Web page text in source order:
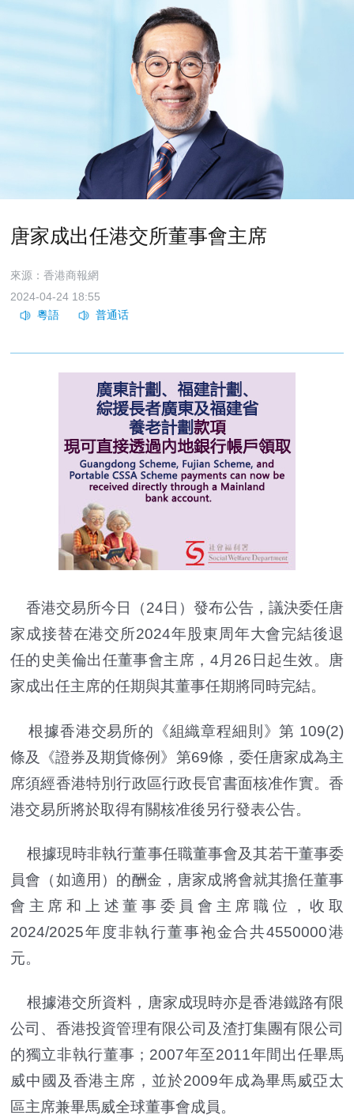
唐家成出任港交所董事會主席
來源：香港商報網
2024-04-24 18:55
香港交易所今日（24日）發布公告，議決委任唐
家成接替在港交所2024年股東周年大會完結後退
任的史美倫出任董事會主席，4月26日起生效。唐
家成出任主席的任期與其董事任期將同時完結。
根據香港交易所的《組織章程細則》第 109(2)
條及《證券及期貨條例》第69條，委任唐家成為主
席須經香港特別行政區行政長官書面核准作實。香
港交易所將於取得有關核准後另行發表公告。
根據現時非執行董事任職董事會及其若干董事委
員會（如適用）的酬金，唐家成將會就其擔任董事
會主席和上述董事委員會主席職位，收取
2024/2025年度非執行董事袍金合共4550000港
元。
根據港交所資料，唐家成現時亦是香港鐵路有限
公司、香港投資管理有限公司及渣打集團有限公司
的獨立非執行董事；2007年至2011年間出任畢馬
威中國及香港主席，並於2009年成為畢馬威亞太
區主席兼畢馬威全球董事會成員。